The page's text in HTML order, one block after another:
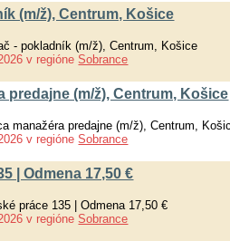
(m/ž), Centrum, Košice
- pokladník (m/ž), Centrum, Košice
v regióne Sobrance
predajne (m/ž), Centrum, Košice
manažéra predajne (m/ž), Centrum,
v regióne Sobrance
| Odmena 17,50 €
práce 135 | Odmena 17,50 €
v regióne Sobrance